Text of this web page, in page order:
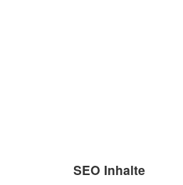
SEO Inhalte